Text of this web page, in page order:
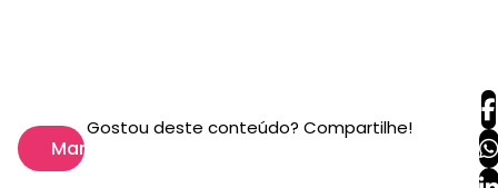
Marketing
Gostou deste conteúdo? Compartilhe!